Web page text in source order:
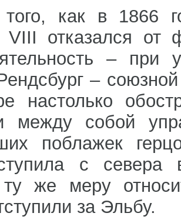
как в 1866
отказался от
–
–
настолько
между собой
поблажек
с севера
ту же меру
за Эльбу.